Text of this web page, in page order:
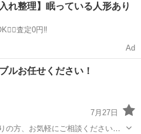
れ整理】眠っている人形あり
査定0円‼️
Ad
ルお任せください！
7月27日
の方、お気軽にご相談ください。